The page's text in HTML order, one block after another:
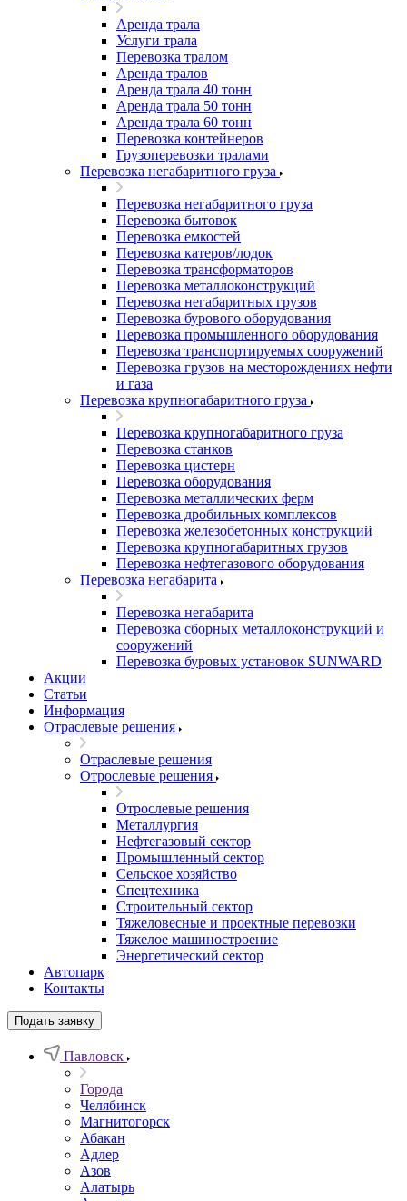
Аренда трала
Услуги трала
Перевозка тралом
Аренда тралов
Аренда трала 40 тонн
Аренда трала 50 тонн
Аренда трала 60 тонн
Перевозка контейнеров
Грузоперевозки тралами
Перевозка негабаритного груза
Перевозка негабаритного груза
Перевозка бытовок
Перевозка емкостей
Перевозка катеров/лодок
Перевозка трансформаторов
Перевозка металлоконструкций
Перевозка негабаритных грузов
Перевозка бурового оборудования
Перевозка промышленного оборудования
Перевозка транспортируемых сооружений
Перевозка грузов на месторождениях нефти
и газа
Перевозка крупногабаритного груза
Перевозка крупногабаритного груза
Перевозка станков
Перевозка цистерн
Перевозка оборудования
Перевозка металлических ферм
Перевозка дробильных комплексов
Перевозка железобетонных конструкций
Перевозка крупногабаритных грузов
Перевозка нефтегазового оборудования
Перевозка негабарита
Перевозка негабарита
Перевозка сборных металлоконструкций и
сооружений
Перевозка буровых установок SUNWARD
Акции
Статьи
Информация
Отраслевые решения
Отраслевые решения
Отрослевые решения
Отрослевые решения
Металлургия
Нефтегазовый сектор
Промышленный сектор
Сельское хозяйство
Спецтехника
Строительный сектор
Тяжеловесные и проектные перевозки
Тяжелое машиностроение
Энергетический сектор
Автопарк
Контакты
Подать заявку
Павловск
Города
Челябинск
Магнитогорск
Абакан
Адлер
Азов
Алатырь